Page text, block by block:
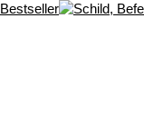
Bestseller